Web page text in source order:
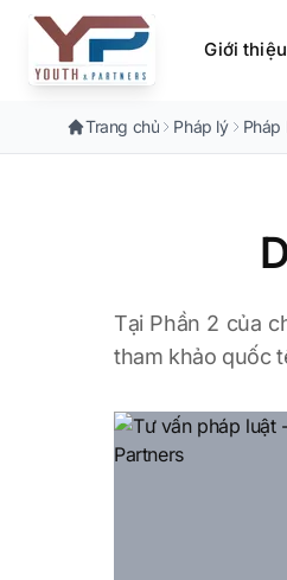
Chuyển đến nội dung chính
Giới thiệu
Trang chủ Pháp lý Pháp
Tại Phần 2 của
tham khảo quốc